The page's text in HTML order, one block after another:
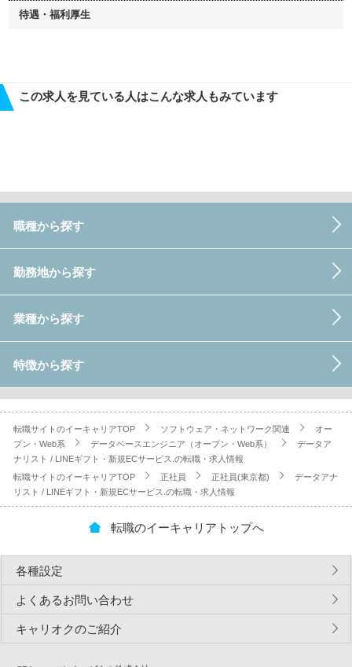
待遇・福利厚生
この求人を見ている人はこんな求人もみています
職種から探す
勤務地から探す
業種から探す
特徴から探す
転職サイトのイーキャリアTOP ソフトウェア・ネットワーク関連
オー
プン・Web系
データベースエンジニア（オープン・Web系）
データア
ナリスト / LINEギフト・新規ECサービス.の転職・求人情報
転職サイトのイーキャリアTOP
正社員 正社員(東京都)
データアナ
リスト / LINEギフト・新規ECサービス.の転職・求人情報
転職のイーキャリアトップへ
各種設定
よくあるお問い合わせ
キャリオクのご紹介